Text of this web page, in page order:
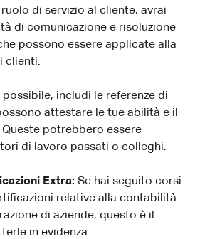
di servizio al cliente, avrai
di comunicazione e risoluzione
possono essere applicate alla
clienti.
possibile, includi le referenze di
attestare le tue abilità e il
potrebbero essere
di lavoro passati o colleghi.
Extra: Se hai seguito corsi
relative alla contabilità
di aziende, questo è il
in evidenza.